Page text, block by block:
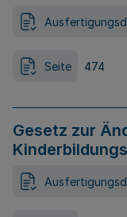
Seite 474
Gesetz zur